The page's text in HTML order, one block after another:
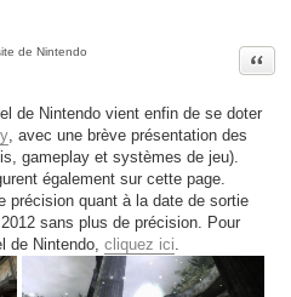
de Nintendo Citer
de Nintendo vient enfin de se doter
, avec une brève présentation des
gameplay et systèmes de jeu).
également sur cette page.
précision quant à la date de sortie
sans plus de précision. Pour
de Nintendo, cliquez ici